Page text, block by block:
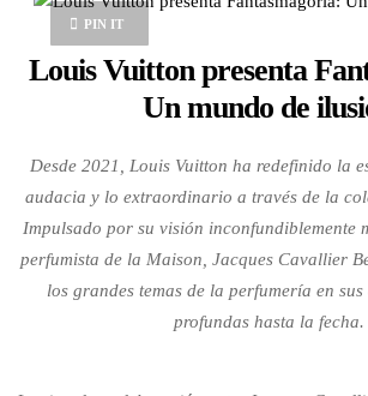
PIN IT
Louis Vuitton presenta
Un mundo de
Desde 2021, Louis Vuitton ha redefinido la
audacia y lo extraordinario a través de la
Impulsado por su visión inconfundiblemente
perfumista de la Maison, Jacques Cavallier
los grandes temas de la perfumería en sus
profundas hasta la fecha.